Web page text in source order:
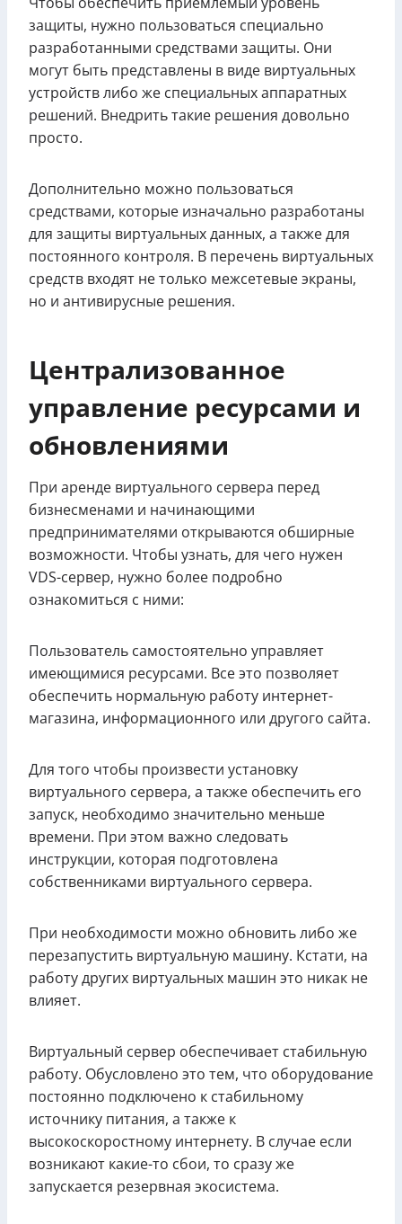
защиты, нужно пользоваться специально
разработанными средствами защиты. Они
могут быть представлены в виде виртуальных
устройств либо же специальных аппаратных
решений. Внедрить такие решения довольно
просто.
Дополнительно можно пользоваться
средствами, которые изначально разработаны
для защиты виртуальных данных, а также для
постоянного контроля. В перечень виртуальных
средств входят не только межсетевые экраны,
но и антивирусные решения.
Централизованное
управление ресурсами и
обновлениями
При аренде виртуального сервера перед
бизнесменами и начинающими
предпринимателями открываются обширные
возможности. Чтобы узнать, для чего нужен
VDS-сервер, нужно более подробно
ознакомиться с ними:
Пользователь самостоятельно управляет
имеющимися ресурсами. Все это позволяет
обеспечить нормальную работу интернет-
магазина, информационного или другого сайта.
Для того чтобы произвести установку
виртуального сервера, а также обеспечить его
запуск, необходимо значительно меньше
времени. При этом важно следовать
инструкции, которая подготовлена
собственниками виртуального сервера.
При необходимости можно обновить либо же
перезапустить виртуальную машину. Кстати, на
работу других виртуальных машин это никак не
влияет.
Виртуальный сервер обеспечивает стабильную
работу. Обусловлено это тем, что оборудование
постоянно подключено к стабильному
источнику питания, а также к
высокоскоростному интернету. В случае если
возникают какие-то сбои, то сразу же
запускается резервная экосистема.